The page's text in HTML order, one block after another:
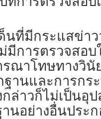
น​ที่มีกระแสข่า
การตรวจสอ
า​โทษทางวินั
าน​และการกร
าว​ก็ไม่เป็นอุ
น​อย่างอื่นประก